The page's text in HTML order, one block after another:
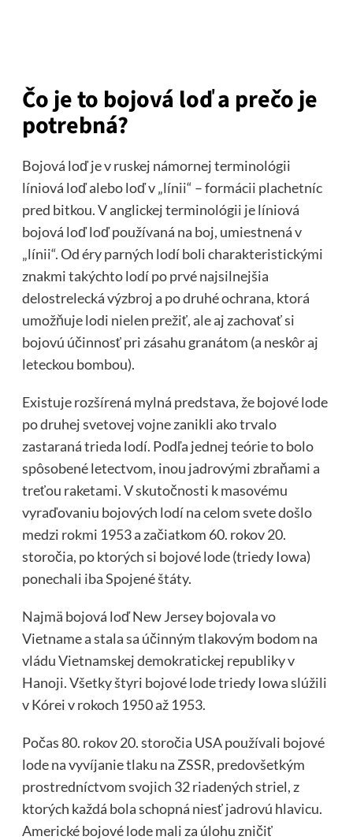
Čo je to bojová loď a prečo je
potrebná?
Bojová loď je v ruskej námornej terminológii
líniová loď alebo loď v „línii“ – formácii plachetníc
pred bitkou. V anglickej terminológii je líniová
bojová loď loď používaná na boj, umiestnená v
„línii“. Od éry parných lodí boli charakteristickými
znakmi takýchto lodí po prvé najsilnejšia
delostrelecká výzbroj a po druhé ochrana, ktorá
umožňuje lodi nielen prežiť, ale aj zachovať si
bojovú účinnosť pri zásahu granátom (a neskôr aj
leteckou bombou).
Existuje rozšírená mylná predstava, že bojové lode
po druhej svetovej vojne zanikli ako trvalo
zastaraná trieda lodí. Podľa jednej teórie to bolo
spôsobené letectvom, inou jadrovými zbraňami a
treťou raketami. V skutočnosti k masovému
vyraďovaniu bojových lodí na celom svete došlo
medzi rokmi 1953 a začiatkom 60. rokov 20.
storočia, po ktorých si bojové lode (triedy Iowa)
ponechali iba Spojené štáty.
Najmä bojová loď New Jersey bojovala vo
Vietname a stala sa účinným tlakovým bodom na
vládu Vietnamskej demokratickej republiky v
Hanoji. Všetky štyri bojové lode triedy Iowa slúžili
v Kórei v rokoch 1950 až 1953.
Počas 80. rokov 20. storočia USA používali bojové
lode na vyvíjanie tlaku na ZSSR, predovšetkým
prostredníctvom svojich 32 riadených striel, z
ktorých každá bola schopná niesť jadrovú hlavicu.
Americké bojové lode mali za úlohu zničiť